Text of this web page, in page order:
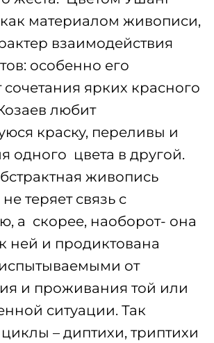
как материалом живописи,
взаимодействия
особенно его
сочетания ярких красного
любит
краску, переливы и
одного цвета в другой.
живопись
теряет связь с
а скорее, наоборот- она
ней и продиктована
от
и проживания той или
ситуации. Так
– диптихи, триптихи